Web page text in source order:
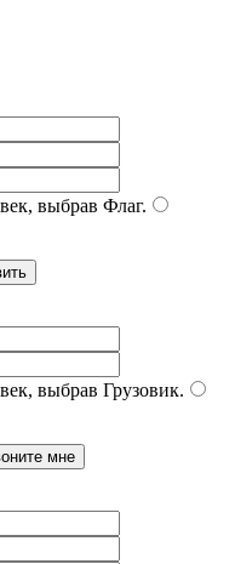
выбрав Флаг.
выбрав Грузовик.